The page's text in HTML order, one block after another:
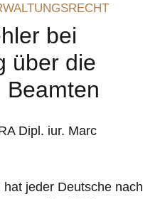
bei
über die
Beamten
Dipl. iur. Marc
jeder Deutsche nach